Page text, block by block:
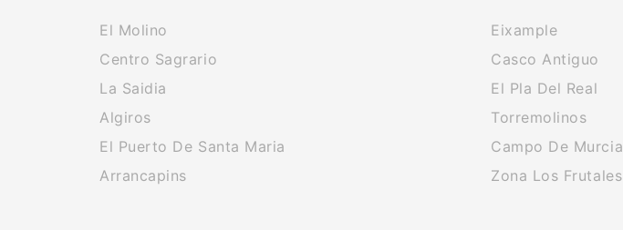
El Molino
Centro Sagrario
La Saidia
Algiros
El Puerto De Santa Maria
Arrancapins
Eixample
Casco Antiguo
El Pla Del Real
Torremolinos
Campo De Murcia
Zona Los Frutales